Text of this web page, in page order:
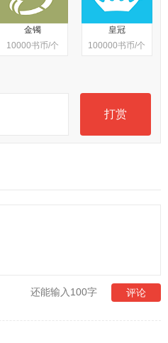
金镯
10000书币/个
皇冠
100000书币/个
打赏
还能输入100字 评论